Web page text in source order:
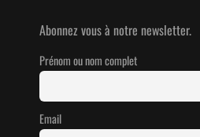
Abonnez vous à notre newsletter.
Prénom ou nom complet
Email